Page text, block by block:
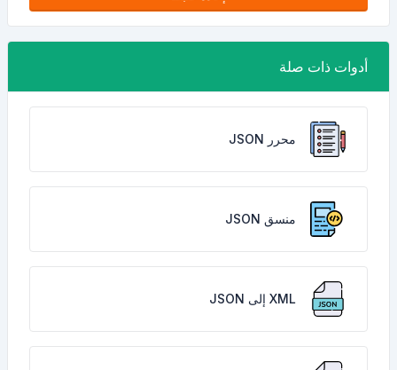
أدوات ذات صلة
محرر JSON
منسق JSON
XML إلى JSON